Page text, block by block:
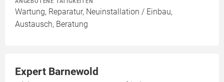
Wartung, Reparatur, Neuinstallation / Einbau,
Austausch, Beratung
Expert Barnewold